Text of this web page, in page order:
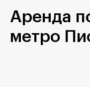
Аренда
метро